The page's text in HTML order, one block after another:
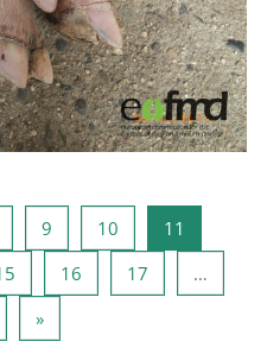
หน้า 89 หน้า 910 หน้า 10
11
หน้า 1516 หน้า 1617
…
หน้า 117
»Next page